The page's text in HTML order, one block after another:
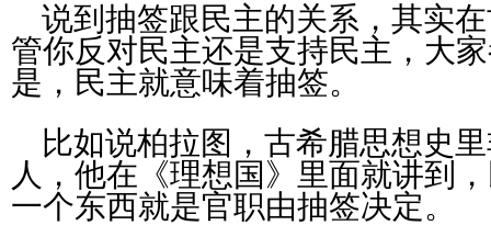
说到抽签跟民主的关系，其实
管你反对民主还是支持民主，大
是，民主就意味着抽签。
比如说柏拉图，古希腊思想史
人，他在《理想国》里面就讲到
一个东西就是官职由抽签决定。